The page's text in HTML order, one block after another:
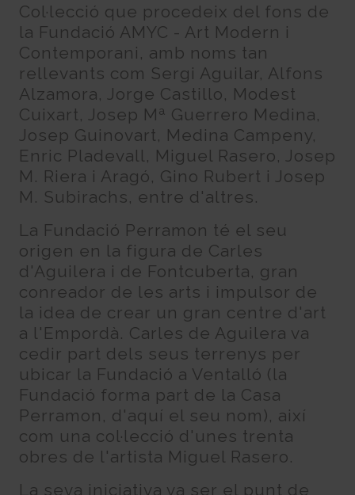
Col·lecció que procedeix del fons de
la Fundació AMYC - Art Modern i
Contemporani, amb noms tan
rellevants com Sergi Aguilar, Alfons
Alzamora, Jorge Castillo, Modest
Cuixart, Josep Mª Guerrero Medina,
Josep Guinovart, Medina Campeny,
Enric Pladevall, Miguel Rasero, Josep
M. Riera i Aragó, Gino Rubert i Josep
M. Subirachs, entre d'altres.
La Fundació Perramon té el seu
origen en la figura de Carles
d'Aguilera i de Fontcuberta, gran
conreador de les arts i impulsor de
la idea de crear un gran centre d'art
a l'Empordà. Carles de Aguilera va
cedir part dels seus terrenys per
ubicar la Fundació a Ventalló (la
Fundació forma part de la Casa
Perramon, d'aquí el seu nom), així
com una col·lecció d'unes trenta
obres de l'artista Miguel Rasero.
La seva iniciativa va ser el punt de